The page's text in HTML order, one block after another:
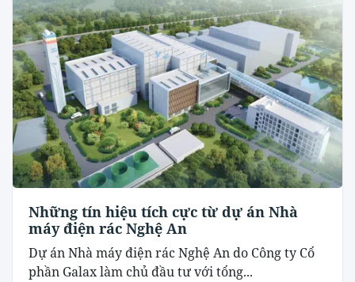
Những tín hiệu tích cực từ dự án Nhà
máy điện rác Nghệ An
Dự án Nhà máy điện rác Nghệ An do Công ty Cổ
phần Galax làm chủ đầu tư với tổng...